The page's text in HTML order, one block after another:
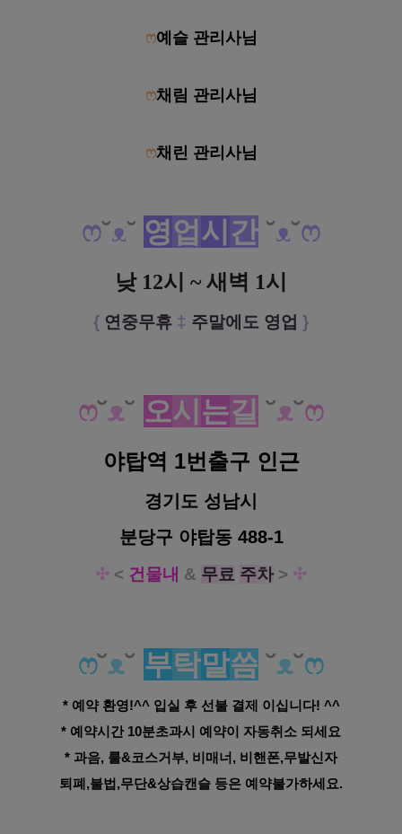
ෆ예슬 관리사님
ෆ채림 관리사님
ෆ채린 관리사님
ෆ˘ᴥ˘ 영업 시 간 ˘ᴥ˘ෆ
낮 12시 ~ 새벽 1시
{ 연중무휴 ‡ 주말에도 영업 }
ෆ˘ᴥ˘ 오시 는길 ˘ᴥ˘ෆ
야탑역 1번출구 인근
경기도 성남시
분당구 야탑동 488-1
✣ < 건물내 & 무료 주차 > ✣
ෆ˘ᴥ˘ 부탁말씀 ˘ᴥ˘ෆ
* 예약 환영!^^ 입실 후 선불 결제 이십니다! ^^
* 예약시간 10분초과시 예약이 자동취소 되세요
* 과음, 룰&코스거부, 비매너, 비핸폰,무발신자
퇴폐,불법,무단&상습캔슬 등은 예약불가하세요.